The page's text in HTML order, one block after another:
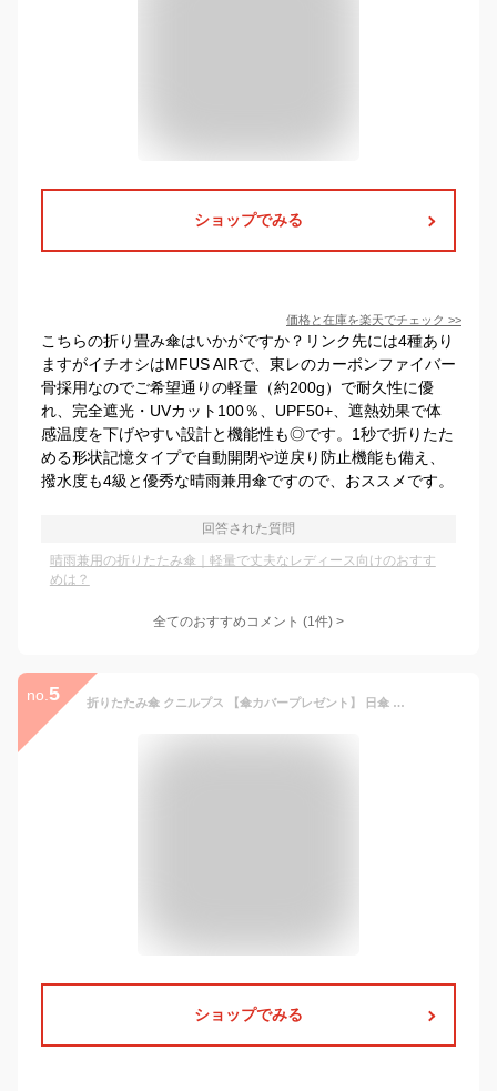
ショップでみる
価格と在庫を楽天でチェック >>
こちらの折り畳み傘はいかがですか？リンク先には4種あり
ますがイチオシはMFUS AIRで、東レのカーボンファイバー
骨採用なのでご希望通りの軽量（約200g）で耐久性に優
れ、完全遮光・UVカット100％、UPF50+、遮熱効果で体
感温度を下げやすい設計と機能性も◎です。1秒で折りたた
める形状記憶タイプで自動開閉や逆戻り防止機能も備え、
撥水度も4級と優秀な晴雨兼用傘ですので、おススメです。
回答された質問
晴雨兼用の折りたたみ傘｜軽量で丈夫なレディース向けのおすす
めは？
全てのおすすめコメント (1件) >
no. 5 折りたたみ傘 クニルプス 【傘カバープレゼント】 日傘 Knirps X1 エックスワン メンズ 男性 レディース 女性 KNX04N コンパクト Navy Dot ネイビードット 晴雨兼用 軽量 大きい 折り畳み傘 丈夫全天候型
ショップでみる